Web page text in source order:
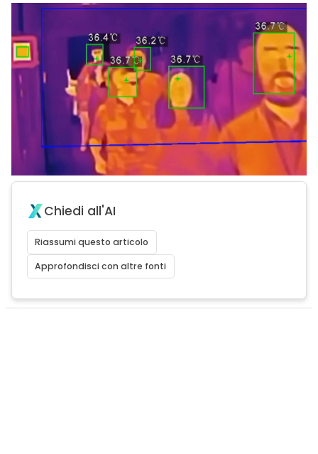
Chiedi all'AI
Riassumi questo articolo
Approfondisci con altre fonti